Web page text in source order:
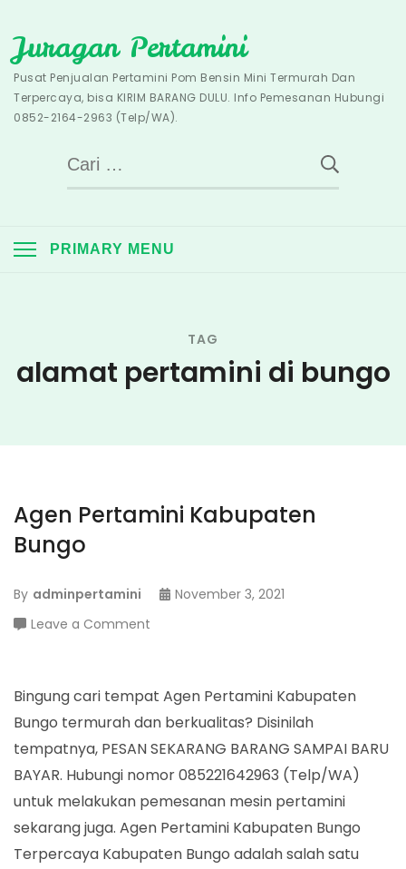
to
content
Juragan Pertamini
Pusat Penjualan Pertamini Pom Bensin Mini Termurah Dan
Terpercaya, bisa KIRIM BARANG DULU. Info Pemesanan Hubungi
0852-2164-2963 (Telp/WA).
Cari
untuk:
PRIMARY MENU
TAG
alamat pertamini di bungo
Agen Pertamini Kabupaten
Bungo
By adminpertamini
November 3, 2021
Leave a Comment
Kabupaten
Bungo
Bingung cari tempat Agen Pertamini Kabupaten
Bungo termurah dan berkualitas? Disinilah
tempatnya, PESAN SEKARANG BARANG SAMPAI BARU
BAYAR. Hubungi nomor 085221642963 (Telp/WA)
untuk melakukan pemesanan mesin pertamini
sekarang juga. Agen Pertamini Kabupaten Bungo
Terpercaya Kabupaten Bungo adalah salah satu